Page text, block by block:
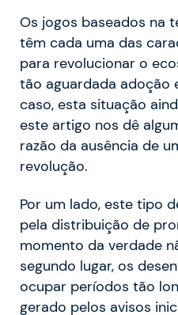
Os jogos baseados na
têm cada uma das
para revolucionar o
tão aguardada adoção
caso, esta situação
este artigo nos dê
razão da ausência de
revolução.
Por um lado, este tipo
pela distribuição de
momento da verdade
segundo lugar, os
ocupar períodos tão
gerado pelos avisos